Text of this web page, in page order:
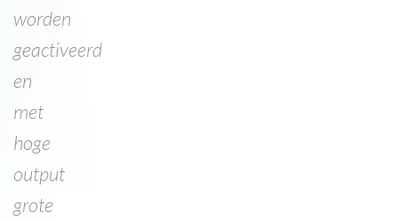
worden
geactiveerd
en
met
hoge
output
grote